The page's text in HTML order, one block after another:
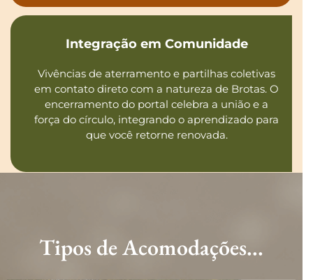
Integração em Comunidade
Vivências de aterramento e partilhas coletivas
em contato direto com a natureza de Brotas. O
encerramento do portal celebra a união e a
força do círculo, integrando o aprendizado para
que você retorne renovada.
Tipos de Acomodações...